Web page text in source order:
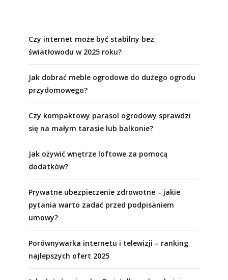
Czy internet może być stabilny bez
światłowodu w 2025 roku?
Jak dobrać meble ogrodowe do dużego ogrodu
przydomowego?
Czy kompaktowy parasol ogrodowy sprawdzi
się na małym tarasie lub balkonie?
Jak ożywić wnętrze loftowe za pomocą
dodatków?
Prywatne ubezpieczenie zdrowotne – jakie
pytania warto zadać przed podpisaniem
umowy?
Porównywarka internetu i telewizji – ranking
najlepszych ofert 2025